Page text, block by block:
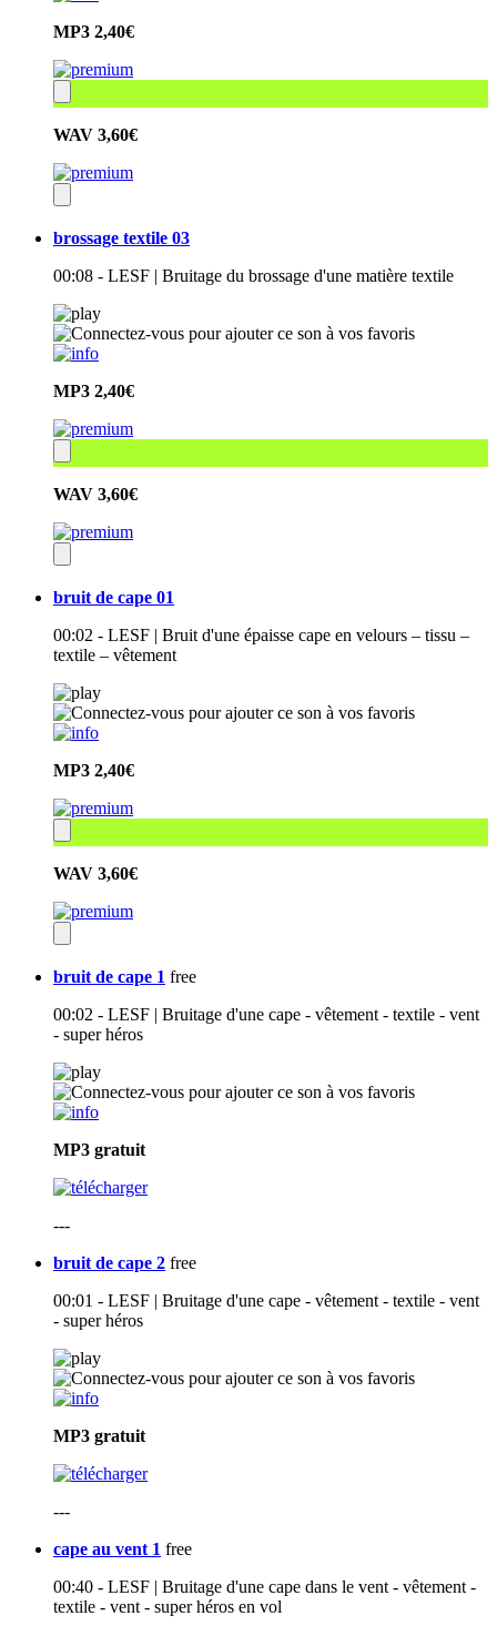
MP3 2,40€
WAV 3,60€
brossage textile 03
00:08 - LESF | Bruitage du brossage d'une matière textile
MP3 2,40€
WAV 3,60€
bruit de cape 01
00:02 - LESF | Bruit d'une épaisse cape en velours – tissu –
textile – vêtement
MP3 2,40€
WAV 3,60€
bruit de cape 1 free
00:02 - LESF | Bruitage d'une cape - vêtement - textile - vent
- super héros
MP3 gratuit
---
bruit de cape 2 free
00:01 - LESF | Bruitage d'une cape - vêtement - textile - vent
- super héros
MP3 gratuit
---
cape au vent 1 free
00:40 - LESF | Bruitage d'une cape dans le vent - vêtement -
textile - vent - super héros en vol